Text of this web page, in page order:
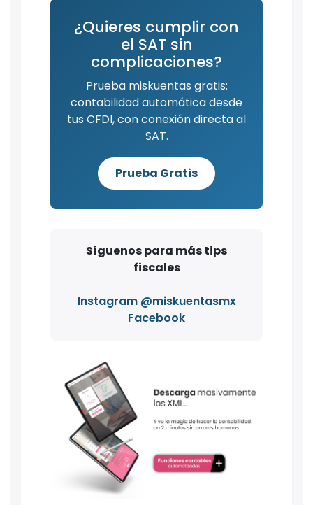
¿Quieres cumplir con
el SAT sin
complicaciones?
Prueba miskuentas gratis:
contabilidad automática desde
tus CFDI, con conexión directa al
SAT.
Prueba Gratis
Síguenos para más tips
fiscales
Instagram @miskuentasmx
Facebook